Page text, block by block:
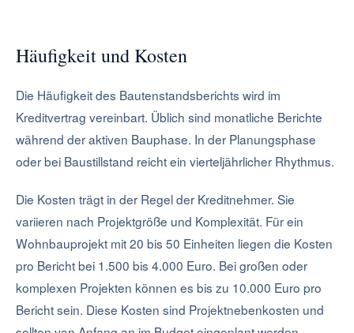
Häufigkeit und Kosten
Die Häufigkeit des Bautenstandsberichts wird im
Kreditvertrag vereinbart. Üblich sind monatliche Berichte
während der aktiven Bauphase. In der Planungsphase
oder bei Baustillstand reicht ein vierteljährlicher Rhythmus.
Die Kosten trägt in der Regel der Kreditnehmer. Sie
variieren nach Projektgröße und Komplexität. Für ein
Wohnbauprojekt mit 20 bis 50 Einheiten liegen die Kosten
pro Bericht bei 1.500 bis 4.000 Euro. Bei großen oder
komplexen Projekten können es bis zu 10.000 Euro pro
Bericht sein. Diese Kosten sind Projektnebenkosten und